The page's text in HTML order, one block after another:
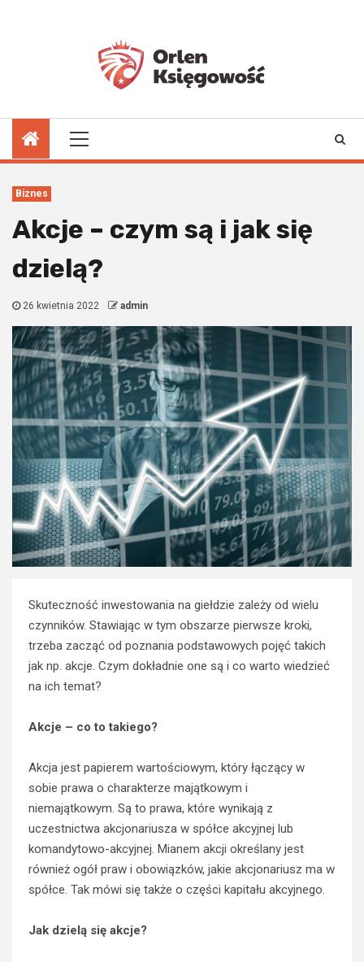
Primary
Menu
Biznes
Akcje – czym są i jak się
dzielą?
26 kwietnia 2022 admin
Skuteczność inwestowania na giełdzie zależy od wielu
czynników. Stawiając w tym obszarze pierwsze kroki,
trzeba zacząć od poznania podstawowych pojęć takich
jak np. akcje. Czym dokładnie one są i co warto wiedzieć
na ich temat?
Akcje – co to takiego?
Akcja jest papierem wartościowym, który łączący w
sobie prawa o charakterze majątkowym i
niemajątkowym. Są to prawa, które wynikają z
uczestnictwa akcjonariusza w spółce akcyjnej lub
komandytowo-akcyjnej. Mianem akcji określany jest
również ogół praw i obowiązków, jakie akcjonariusz ma w
spółce. Tak mówi się także o części kapitału akcyjnego.
Jak dzielą się akcje?